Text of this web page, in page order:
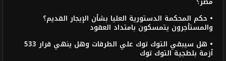
• حكم المحكمة الدستورية العليا بشأن الإيجار القديم؟
والمستأجرون يتمسكون بامتداد العقود
• هل سيبقي التوك توك علي الطرقات وهل ينهي قرار 533
أزمة بلطجية التوك توك